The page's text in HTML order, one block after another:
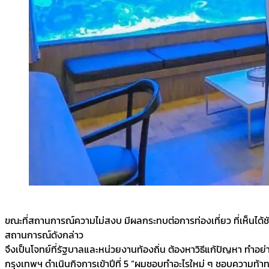
ขณะที่สถานการณ์ความไม่สงบ​ มีผลกระทบต่อการท่องเที่ยว​ ที่เห็น
สถานการณ์ดังกล่าว​
จึงเป็นโจทย์ที่รัฐบาลและหน่วยงาน​ท้องถิ่น​ ต้องหาวิธีแก้ปัญหา​ ทำอย่
กรุงเทพ​ฯ​ ดำเนินกิจการเข้าปีที่ 5​ “ผมชอบทำอะไรใหม่​ ๆ​ ชอบความท้